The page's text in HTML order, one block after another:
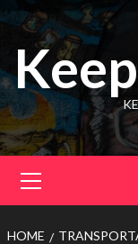
Skip
content
Menu
HOME